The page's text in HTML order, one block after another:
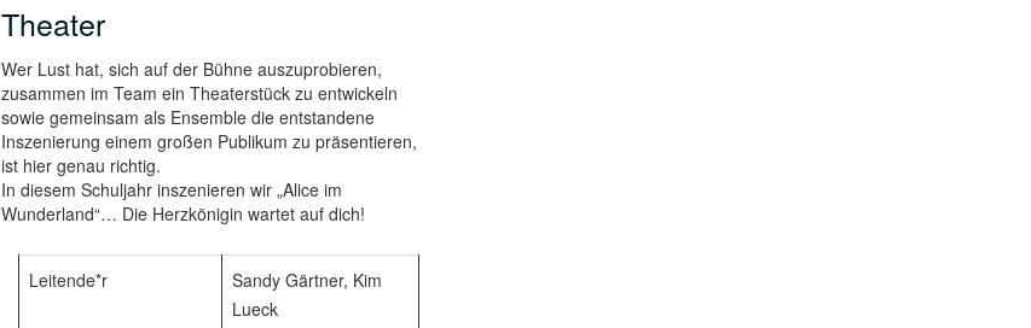
Theater
Wer Lust hat, sich auf der Bühne auszuprobieren,
zusammen im Team ein Theaterstück zu entwickeln
sowie gemeinsam als Ensemble die entstandene
Inszenierung einem großen Publikum zu präsentieren,
ist hier genau richtig.
In diesem Schuljahr inszenieren wir „Alice im
Wunderland“… Die Herzkönigin wartet auf dich!
Leitende*r
Sandy Gärtner, Kim
Lueck